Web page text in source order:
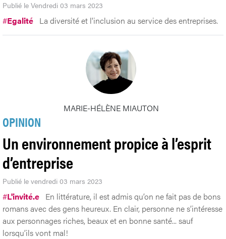
Publié le Vendredi 03 mars 2023
#Egalité La diversité et l'inclusion au service des entreprises.
MARIE-HÉLÈNE MIAUTON
OPINION
Un environnement propice à l’esprit
d’entreprise
Publié le vendredi 03 mars 2023
#L'invité.e En littérature, il est admis qu’on ne fait pas de bons
romans avec des gens heureux. En clair, personne ne s’intéresse
aux personnages riches, beaux et en bonne santé... sauf
lorsqu’ils vont mal!